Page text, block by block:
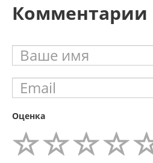
Комментарии
Оценка